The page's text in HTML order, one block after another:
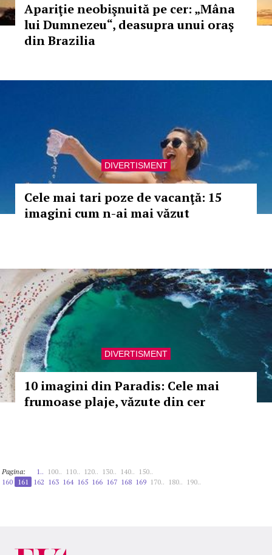
Apariţie neobişnuită pe cer: „Mâna
lui Dumnezeu“, deasupra unui oraş
din Brazilia
DIVERTISMENT
Cele mai tari poze de vacanţă: 15
imagini cum n-ai mai văzut
DIVERTISMENT
10 imagini din Paradis: Cele mai
frumoase plaje, văzute din cer
Pagina: 1.. 100.. 110.. 120.. 130.. 140.. 150..
160 161 162 163 164 165 166 167 168 169 170.. 180.. 190..